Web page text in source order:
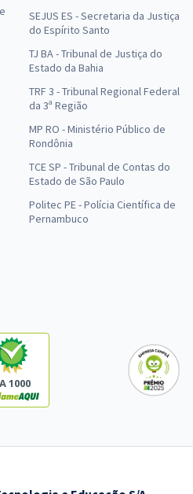
SEJUS ES - Secretaria da Justiça
do Espírito Santo
TJ BA - Tribunal de Justiça do
Estado da Bahia
TRF 3 - Tribunal Regional Federal
da 3ª Região
MP RO - Ministério Público de
Rondônia
TCE SP - Tribunal de Contas do
Estado de São Paulo
Politec PE - Polícia Científica de
Pernambuco
1000